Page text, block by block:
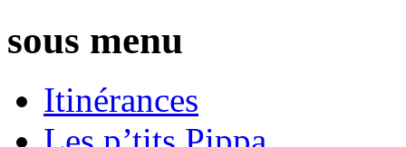
sous menu
Itinérances